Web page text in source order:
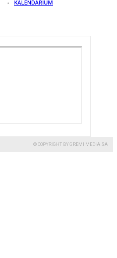
KALENDARIUM
© COPYRIGHT BY GREMI MEDIA SA